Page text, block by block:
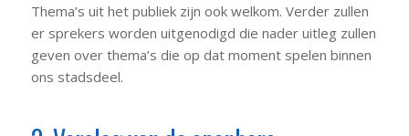
Thema’s uit het publiek zijn ook welkom. Verder zullen
er sprekers worden uitgenodigd die nader uitleg zullen
geven over thema’s die op dat moment spelen binnen
ons stadsdeel.